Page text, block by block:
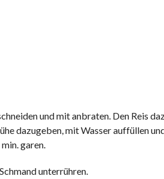
und mit anbraten. Den Reis
dazugeben, mit Wasser auffüllen
garen.
unterrühren.